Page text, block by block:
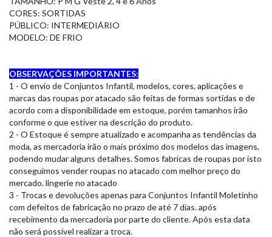
CORES: SORTIDAS
PÚBLICO: INTERMEDIÁRIO
MODELO: DE FRIO
OBSERVAÇÕES IMPORTANTES:
1 - O envio de Conjuntos Infantil, modelos, cores, aplicações e
marcas das roupas por atacado são feitas de formas sortidas e de
acordo com a disponibilidade em estoque, porém tamanhos irão
conforme o que estiver na descrição do produto.
2 - O Estoque é sempre atualizado e acompanha as tendências da
moda, as mercadoria irão o mais próximo dos modelos das imagens,
podendo mudar alguns detalhes. Somos fabricas de roupas por isto
conseguimos vender roupas no atacado com melhor preço do
mercado. lingerie no atacado
3 - Trocas e devoluções apenas para Conjuntos Infantil Moletinho
com defeitos de fabricação no prazo de até 7 dias. após
recebimento da mercadoria por parte do cliente. Após esta data
não será possível realizar a troca.